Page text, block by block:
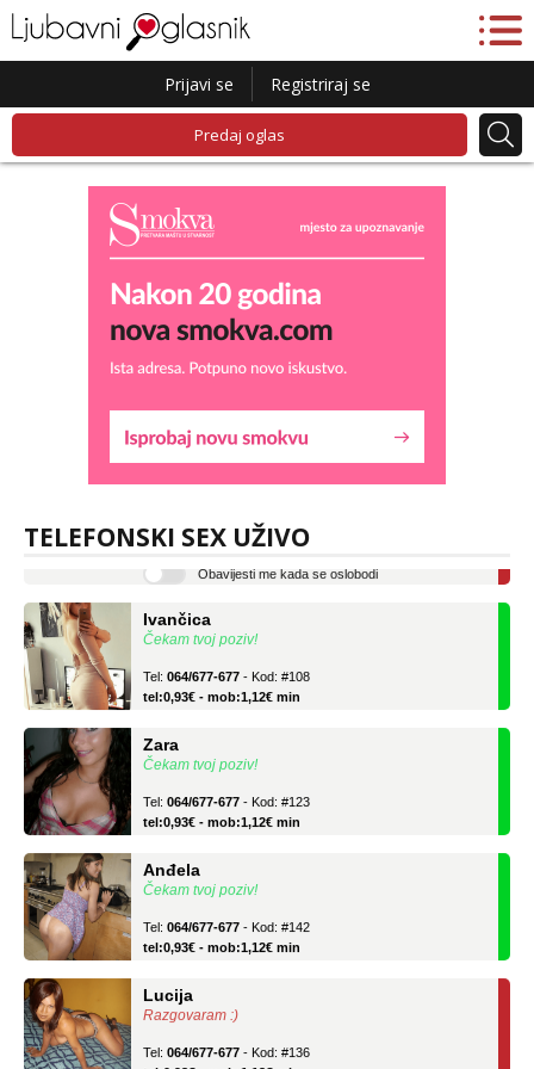
Prijavi se Registriraj se
Predaj oglas
TELEFONSKI SEX UŽIVO
tel:0,93€ - mob:1,12€ min
Čekam tvoj poziv!
tel:0,93€ - mob:1,12€ min
Čekam tvoj poziv!
tel:0,93€ - mob:1,12€ min
Čekam tvoj poziv!
tel:0,93€ - mob:1,12€ min
Razgovaram :)
tel:0,93€ - mob:1,12€ min